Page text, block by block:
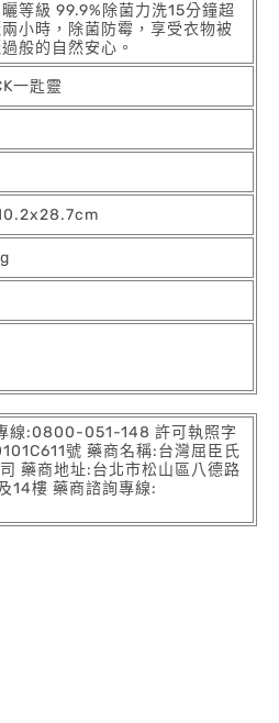
等級 99.9%除菌力洗15分鐘超
小時，除菌防霉，享受衣物被
般的自然安心。
一匙靈
線:0800-051-148 許可執照字
號 藥商名稱:台灣屈臣氏
藥商地址:台北市松山區八德路
14樓 藥商諮詢專線: